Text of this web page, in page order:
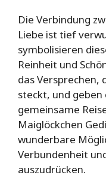
Die Verbindung
Liebe ist tief
symbolisieren
Reinheit und
das Versprechen,
steckt, und geben
gemeinsame
Maiglöckchen
wunderbare
Verbundenheit
auszudrücken.